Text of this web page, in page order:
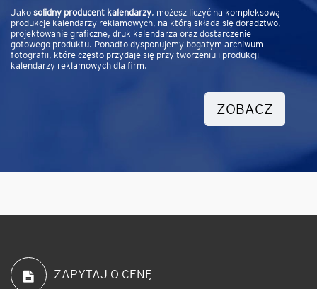
Jako solidny producent kalendarzy, możesz liczyć na kompleksową
produkcje kalendarzy reklamowych, na którą składa się doradztwo,
projektowanie graficzne, druk kalendarza oraz dostarczenie
gotowego produktu. Ponadto dysponujemy bogatym archiwum
fotografii, które często przydaje się przy tworzeniu i produkcji
kalendarzy reklamowych dla firm.
ZOBACZ
ZAPYTAJ O CENĘ